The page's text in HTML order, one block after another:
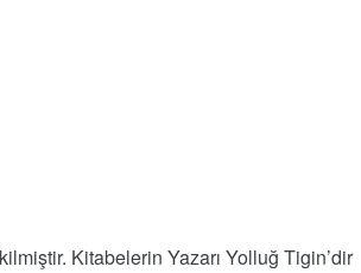
Kitabelerin Yazarı Yolluğ Tigin’dir